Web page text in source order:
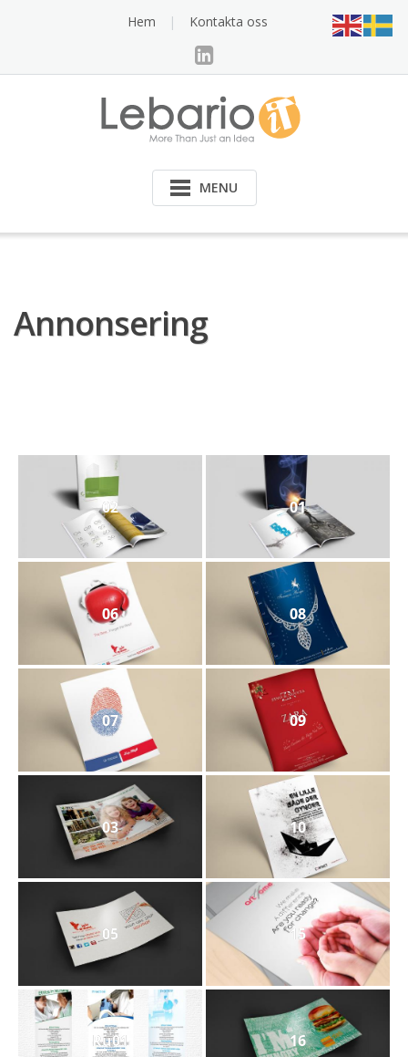
Hem Kontakta oss
MENU
Annonsering
02 01
06 08
07 09
03 10
05 15
Ru01 16